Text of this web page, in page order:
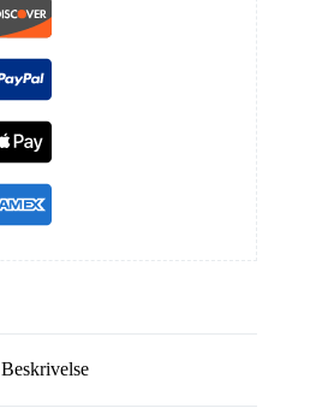
Beskrivelse